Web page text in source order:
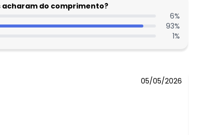
N/D*
N/D*
N/D*
N/D*
acharam do comprimento?
6%
93%
1%
05/05/2026